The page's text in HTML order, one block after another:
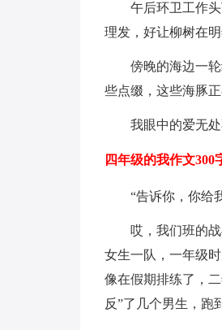
午后环卫工作
理发，好让柳树在
傍晚的海边一
些点缀，这些海豚
我眼中的爱无
四年级的我作文300
“告诉你，你给
哎，我们班的
女生一队，一年级
像在假期排练了，
反”了几个男生，跑